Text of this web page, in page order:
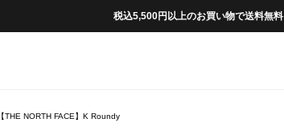
税込5,500円以上のお買い物で送料無料
【THE NORTH FACE】K Roundy